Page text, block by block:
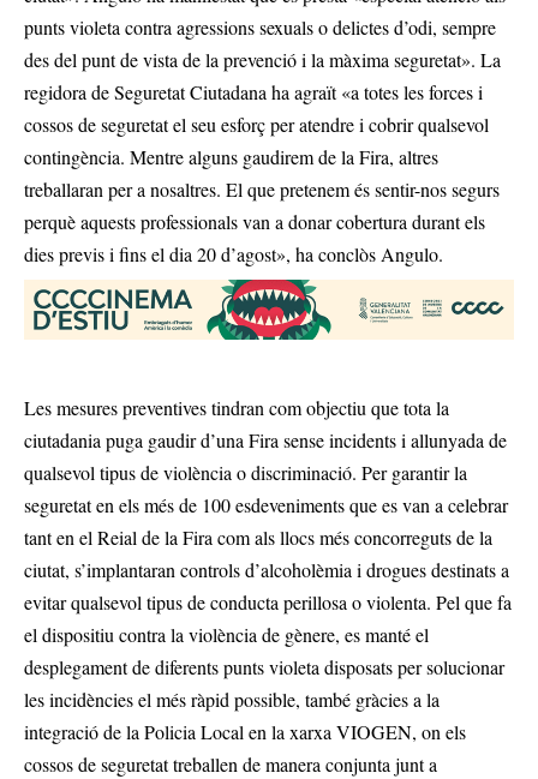
punts violeta contra agressions sexuals o delictes d’odi, sempre
des del punt de vista de la prevenció i la màxima seguretat». La
regidora de Seguretat Ciutadana ha agraït «a totes les forces i
cossos de seguretat el seu esforç per atendre i cobrir qualsevol
contingència. Mentre alguns gaudirem de la Fira, altres
treballaran per a nosaltres. El que pretenem és sentir-nos segurs
perquè aquests professionals van a donar cobertura durant els
dies previs i fins el dia 20 d’agost», ha conclòs Angulo.
Les mesures preventives tindran com objectiu que tota la
ciutadania puga gaudir d’una Fira sense incidents i allunyada de
qualsevol tipus de violència o discriminació. Per garantir la
seguretat en els més de 100 esdeveniments que es van a celebrar
tant en el Reial de la Fira com als llocs més concorreguts de la
ciutat, s’implantaran controls d’alcoholèmia i drogues destinats a
evitar qualsevol tipus de conducta perillosa o violenta. Pel que fa
el dispositiu contra la violència de gènere, es manté el
desplegament de diferents punts violeta disposats per solucionar
les incidències el més ràpid possible, també gràcies a la
integració de la Policia Local en la xarxa VIOGEN, on els
cossos de seguretat treballen de manera conjunta junt a